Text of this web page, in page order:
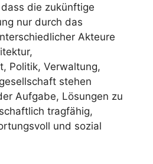
die zukünftige
nur durch das
Akteure
Politik, Verwaltung,
stehen
Aufgabe, Lösungen zu
tragfähig,
und sozial